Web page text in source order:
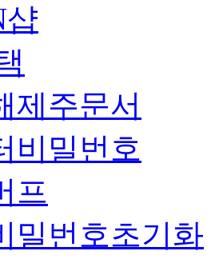
샵
제주문서
비밀번호
프
밀번호초기화